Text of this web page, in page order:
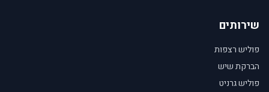
שירותים
פוליש רצפות
הברקת שיש
פוליש גרניט